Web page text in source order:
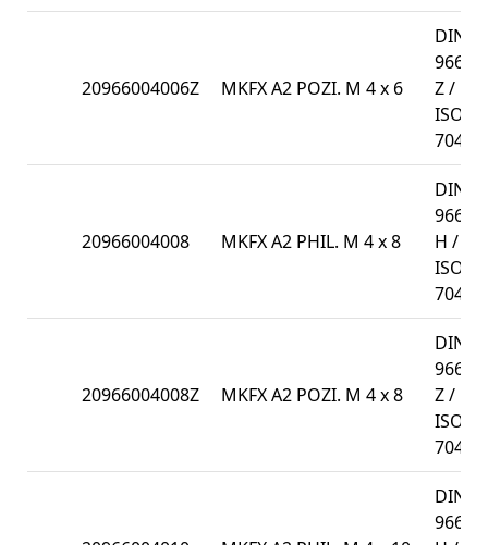
20966004006Z MKFX A2 POZI. M 4 x 6
DIN
966-
Z /
ISO
7047
20966004008 MKFX A2 PHIL. M 4 x 8
DIN
966-
H /
ISO
7047
20966004008Z MKFX A2 POZI. M 4 x 8
DIN
966-
Z /
ISO
7047
DIN
966-